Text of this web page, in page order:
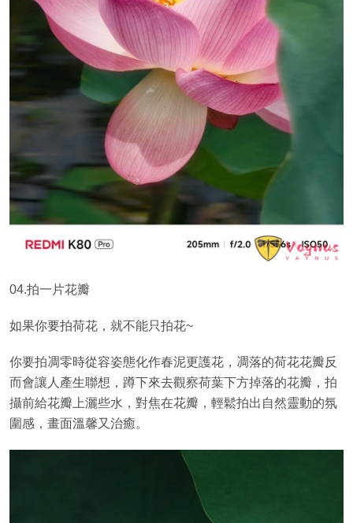
04.拍一片花瓣
如果你要拍荷花，就不能只拍花~
你要拍凋零時從容姿態化作春泥更護花，凋落的荷花花瓣反
而會讓人產生聯想，蹲下來去觀察荷葉下方掉落的花瓣，拍
攝前給花瓣上灑些水，對焦在花瓣，輕鬆拍出自然靈動的氛
圍感，畫面溫馨又治癒。